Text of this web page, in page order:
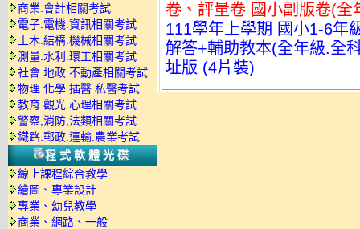
商業.會計相關考試
電子.電機.資訊相關考試
土木.結構.機械相關考試
測量.水利.環工相關考試
社會.地政.不動產相關考試
物理.化學.插醫.私醫考試
教育.觀光.心理相關考試
警察,消防,法類相關考試
鐵路.郵政.運輸.農業考試
程式軟體光碟
線上課程綜合教學
繪圖、專業設計
專業、幼兒教學
商業、網路、一般
卷、評量卷 國小副版卷(全
111學年上學期 國小1-6年
解答+輔助教本(全年級.全
址版 (4片裝)